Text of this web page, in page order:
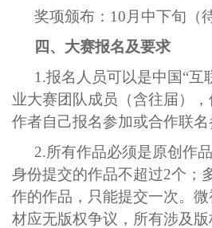
奖项颁布：10月中下旬（
四、大赛报名及要求
1.报名人员可以是中国“互
业大赛团队成员（含往届），
作者自己报名参加或合作联名
2.所有作品必须是原创作
身份提交的作品不超过2个；
作的作品，只能提交一次。
材应无版权争议，所有涉及